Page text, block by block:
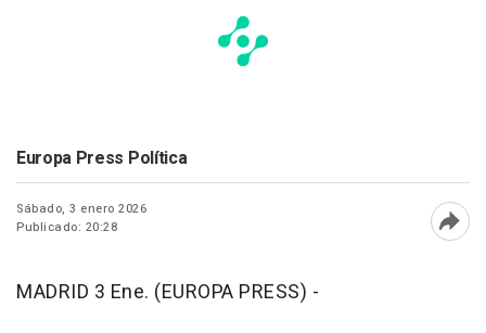
Europa Press Política
Sábado, 3 enero 2026
Publicado: 20:28
MADRID 3 Ene. (EUROPA PRESS) -